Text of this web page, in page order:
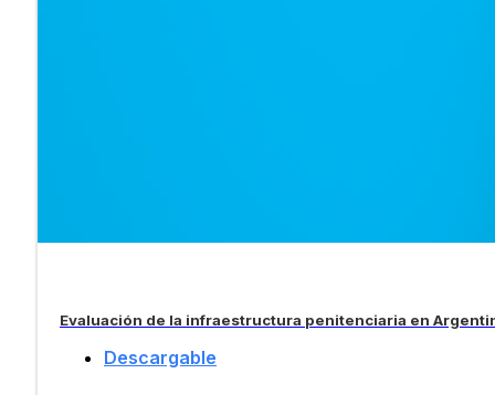
Evaluación de la infraestructura penitenciaria en
Descargable